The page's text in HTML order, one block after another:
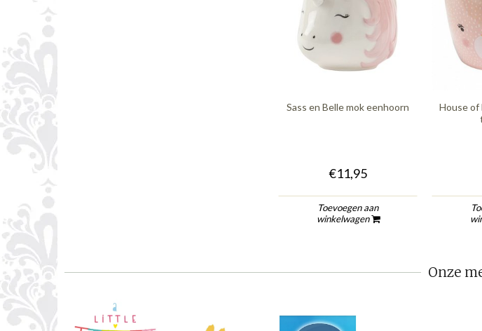
Sass en Belle mok eenhoorn
€11,95
Toevoegen aan
winkelwagen
House of
Onze